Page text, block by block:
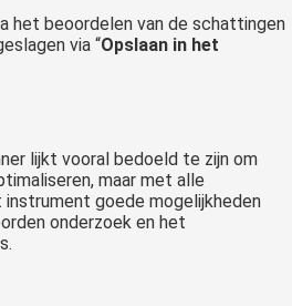
het beoordelen van de schattingen
via “Opslaan in het
lijkt vooral bedoeld te zijn om
maar met alle
goede mogelijkheden
onderzoek en het